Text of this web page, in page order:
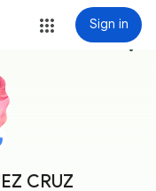
Sign in
CRUZ
more_vert